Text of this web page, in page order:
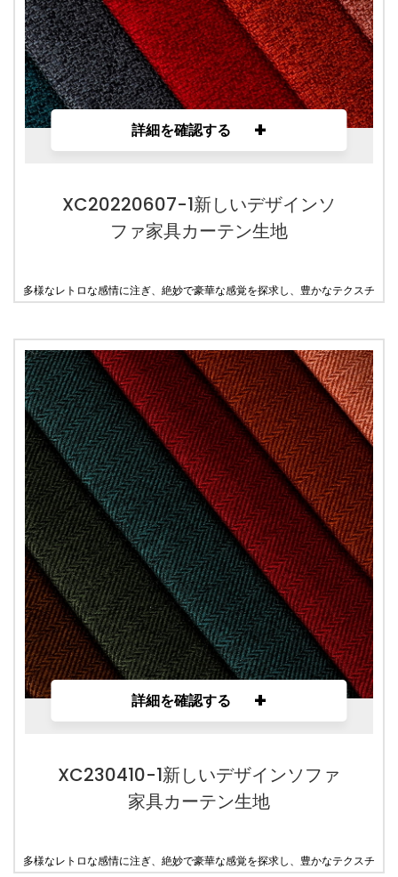
詳細を確認する +
XC20220607-1新しいデザインソ
ファ家具カーテン生地
多様なレトロな感情に注ぎ、絶妙で豪華な感覚を探求し、豊かなテクスチ
詳細を確認する +
XC230410-1新しいデザインソファ
家具カーテン生地
多様なレトロな感情に注ぎ、絶妙で豪華な感覚を探求し、豊かなテクスチ